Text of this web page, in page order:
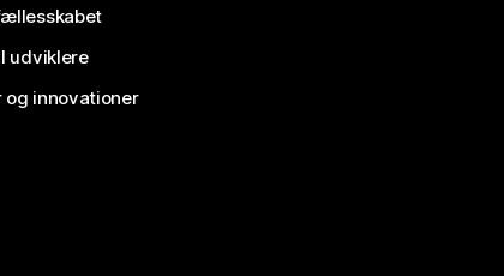
udviklere
og innovationer